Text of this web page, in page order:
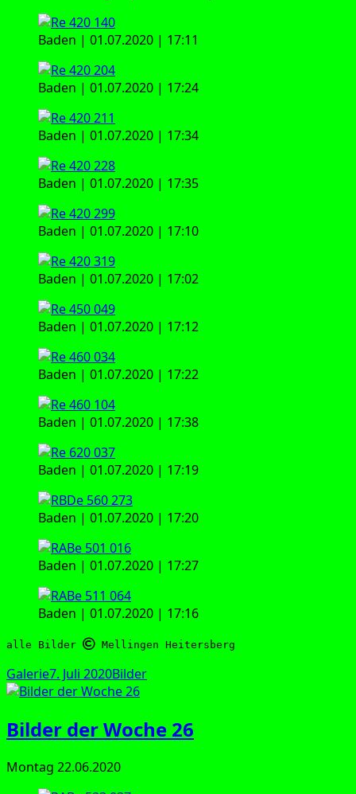
Baden | 01.07.2020 | 17:11
Baden | 01.07.2020 | 17:24
Baden | 01.07.2020 | 17:34
Baden | 01.07.2020 | 17:35
Baden | 01.07.2020 | 17:10
Baden | 01.07.2020 | 17:02
Baden | 01.07.2020 | 17:12
Baden | 01.07.2020 | 17:22
Baden | 01.07.2020 | 17:38
Baden | 01.07.2020 | 17:19
Baden | 01.07.2020 | 17:20
Baden | 01.07.2020 | 17:27
Baden | 01.07.2020 | 17:16
alle Bilder Mellingen Heitersberg
Format
GalerieVeröffentlicht
am
7. Juli 2020Kategorien
Bilder
Bilder der Woche 26
Mon­tag 22.06.2020